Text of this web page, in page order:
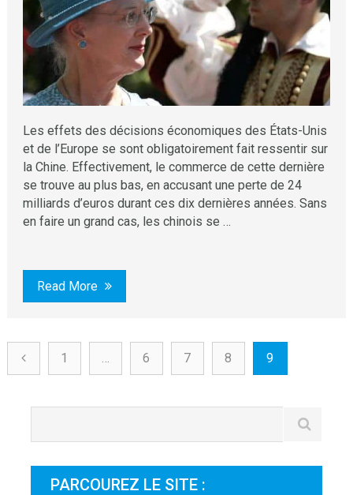
Les effets des décisions économiques des États-Unis
et de l’Europe se sont obligatoirement fait ressentir sur
la Chine. Effectivement, le commerce de cette dernière
se trouve au plus bas, en accusant une perte de 24
milliards d’euros durant ces dix dernières années. Sans
en faire un grand cas, les chinois se …
Read More
1 … 6 7 8 9
PARCOUREZ LE SITE :